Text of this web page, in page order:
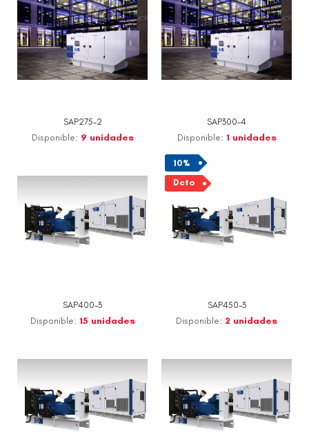
SAP275-2
Disponible: 9 unidades
SAP300-4
Disponible: 1 unidades
SAP400-3
Disponible: 15 unidades
10%
Dcto
SAP450-3
Disponible: 2 unidades